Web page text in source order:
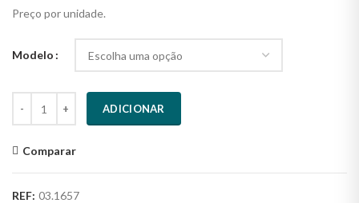
Preço por unidade.
Modelo
ADICIONAR
Comparar
REF: 03.1657